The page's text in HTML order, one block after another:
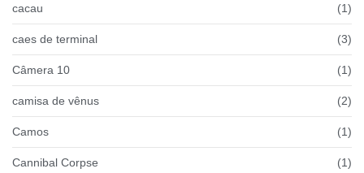
cacau (1)
caes de terminal (3)
Câmera 10 (1)
camisa de vênus (2)
Camos (1)
Cannibal Corpse (1)